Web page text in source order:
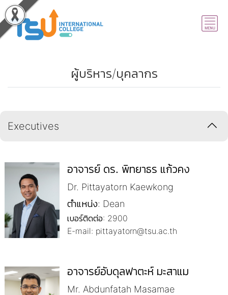
ผู้บริหาร/บุคลากร
Executives
อาจารย์ ดร. พิทยาธร แก้วคง
Dr. Pittayatorn Kaewkong
ตำแหน่ง: Dean
เบอร์ติดต่อ: 2900
E-mail: pittayatorn@tsu.ac.th
อาจารย์อับดุลฟาตะห์ มะสาแม
Mr. Abdunfatah Masamae